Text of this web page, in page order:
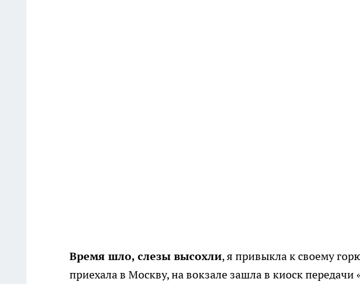
Время шло, слезы высохли, я привыкла к своему
приехала в Москву, на вокзале зашла в киоск